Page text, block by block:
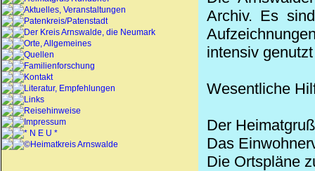
Aktuelles, Veranstaltungen
Patenkreis/Patenstadt
Der Kreis Arnswalde, die Neumark
Orte, Allgemeines
Quellen
Familienforschung
Kontakt
Literatur, Empfehlungen
Links
Reisehinweise
Impressum
* N E U *
©Heimatkreis Arnswalde
Archiv. Es
intensiv
Wesentliche
Der
Das
Die Ortspläne